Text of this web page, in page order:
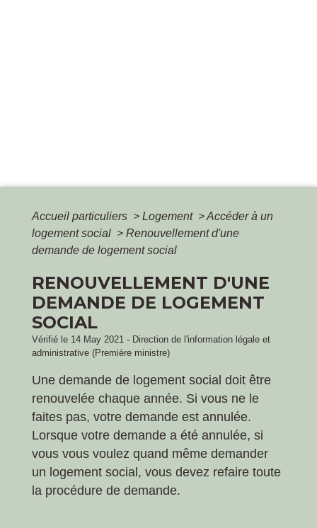
Accueil particuliers > Logement >Accéder à un
logement social > Renouvellement d'une
demande de logement social
RENOUVELLEMENT D'UNE
DEMANDE DE LOGEMENT
SOCIAL
Vérifié le 14 May 2021 - Direction de l'information légale et
administrative (Première ministre)
Une demande de logement social doit être
renouvelée chaque année. Si vous ne le
faites pas, votre demande est annulée.
Lorsque votre demande a été annulée, si
vous vous voulez quand même demander
un logement social, vous devez refaire toute
la procédure de demande.